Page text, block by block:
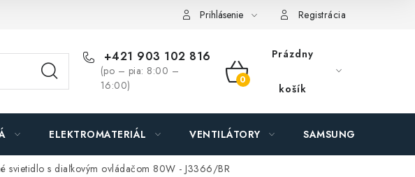
údajov O nás - MEGALED & JANTON Zákamenné Zľavy pre profíkov
Prihlásenie Registrácia
+421 903 102 816
(po – pia: 8:00 –
16:00)
NÁKUPNÝ
KOŠÍK
Prázdny
košík
ELEKTROMATERIÁL VENTILÁTORY SAMSUNG SVIETIDLÁ
svietidlo s diaľkovým ovládačom 80W - J3366/BR